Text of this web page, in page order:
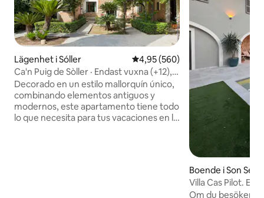
Lägenhet i Sóller 4,95 av 5 i genomsnittligt
4,95 (560)
Ca'n Puig de Sòller · Endast vuxna (+12),
Fantast...
Decorado en un estilo mallorquín único,
combinando elementos antiguos y
modernos, este apartamento tiene todo
lo que necesita para tus vacaciones en la
Boende i Son
Villa Cas Pilot.
Om du besöker